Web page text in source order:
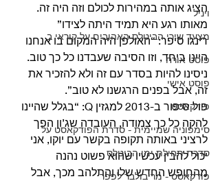
ויניל
מצעד שירי הביטלס האהובים על קוראי ב
פוסט אורח
פוסט אישי
פודקאסט
סימפוניה שמיימית - סדרת הפודקאסט על
סדרת תחילת ימי הביטלס
פודקאסט - מריבולבר לפפר
הציג אותה במהירות לכולם וזה היה זה.
מאותו רגע היא תמיד היתה לצידו”
רינגו סיפר: “האולפן היה המקום בו אנחנו
היינו ביחד, וזו הסיבה שעבדנו כל כך טוב.
ניסינו להיות בסדר עם זה ולא להזכיר את
זה, אבל בפנים הרגשנו לא טוב”.
פול סיפור ב-2013 למגזין Q: “בגלל שהיינו
להקה כל כך צמודה, העובדה שג’ון הפך
לרציני באותה תקופה בקשר עם יוקו, אני
יכול להבין עכשיו שהוא פשוט נהנה
מהחופש החדש שלו והתלהב מכך, אבל